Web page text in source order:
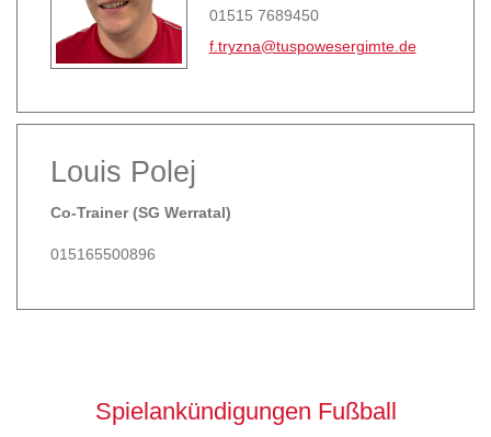
01515 7689450
f.tryzna@tuspowesergimte.de
Louis Polej
Co-Trainer (SG Werratal)
015165500896
Spielankündigungen Fußball